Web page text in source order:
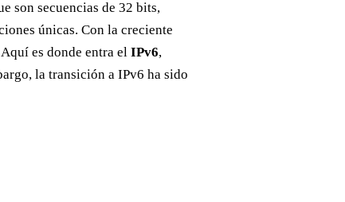
son secuencias de 32 bits,
únicas. Con la creciente
es donde entra el IPv6,
la transición a IPv6 ha sido